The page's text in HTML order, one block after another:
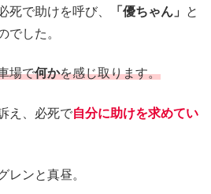
死で助けを呼び、 「優ちゃん」
と
でした。
場で何かを感じ取ります。
え、必死で自分に助けを求めてい
レンと真昼。